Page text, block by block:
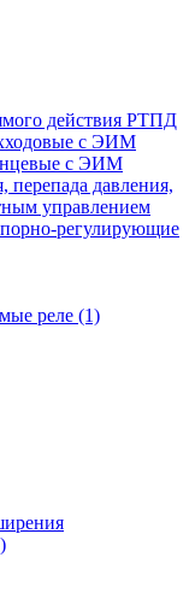
действия РТПД
с ЭИМ
с ЭИМ
давления,
управлением
регулирующие
реле (1)